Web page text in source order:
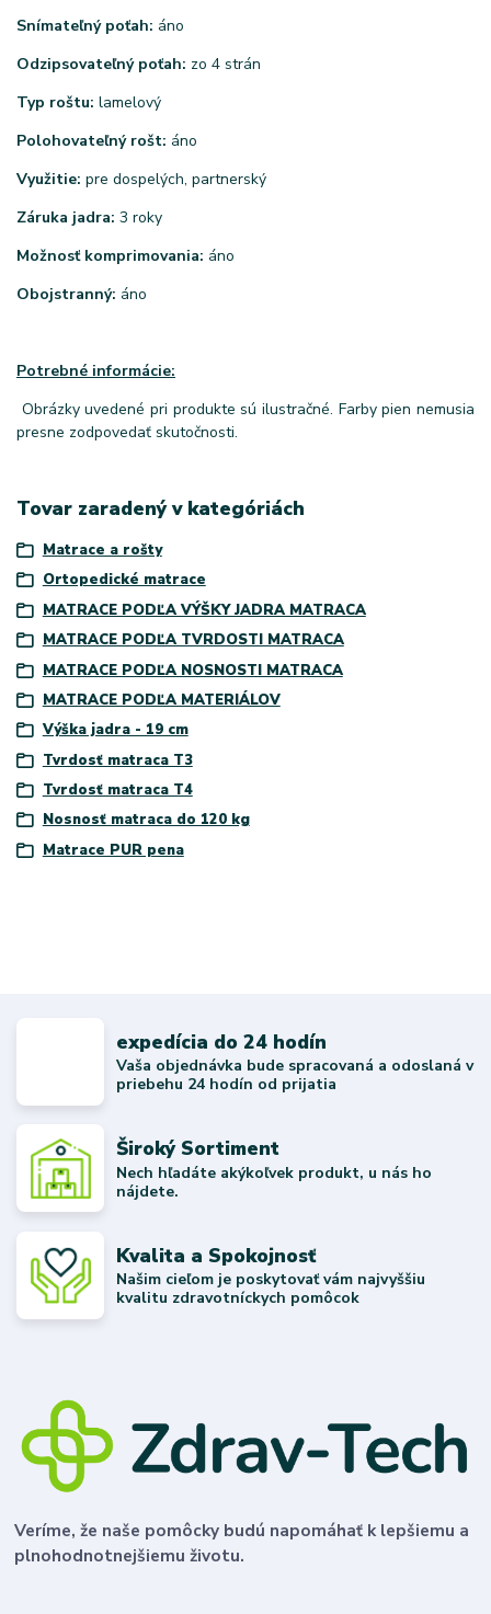
Snímateľný poťah: áno
Odzipsovateľný poťah: zo 4 strán
Typ roštu: lamelový
Polohovateľný rošt: áno
Využitie: pre dospelých, partnerský
Záruka jadra: 3 roky
Možnosť komprimovania: áno
Obojstranný: áno
Potrebné informácie:
Obrázky uvedené pri produkte sú ilustračné. Farby pien nemusia
presne zodpovedať skutočnosti.
Tovar zaradený v kategóriách
Matrace a rošty
Ortopedické matrace
MATRACE PODĽA VÝŠKY JADRA MATRACA
MATRACE PODĽA TVRDOSTI MATRACA
MATRACE PODĽA NOSNOSTI MATRACA
MATRACE PODĽA MATERIÁLOV
Výška jadra - 19 cm
Tvrdosť matraca T3
Tvrdosť matraca T4
Nosnosť matraca do 120 kg
Matrace PUR pena
expedícia do 24 hodín
Vaša objednávka bude spracovaná a odoslaná v
priebehu 24 hodín od prijatia
Široký Sortiment
Nech hľadáte akýkoľvek produkt, u nás ho
nájdete.
Kvalita a Spokojnosť
Našim cieľom je poskytovať vám najvyššiu
kvalitu zdravotníckych pomôcok
Veríme, že naše pomôcky budú napomáhať k lepšiemu a
plnohodnotnejšiemu životu.